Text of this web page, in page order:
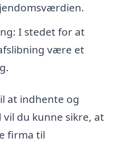
I stedet for at
være et
at indhente og
du kunne sikre, at
firma til